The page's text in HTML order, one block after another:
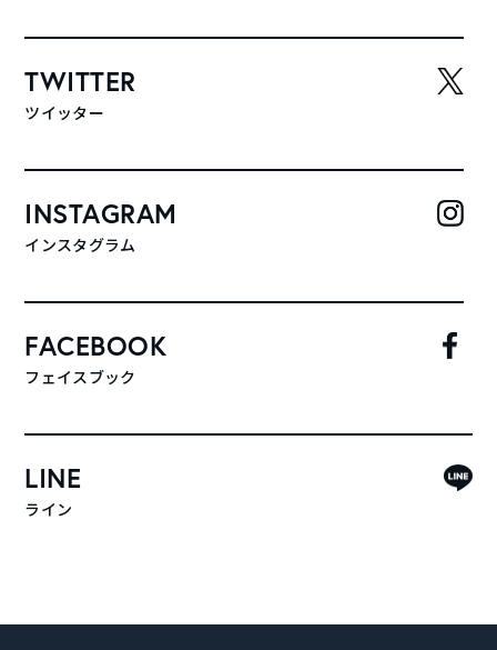
TWITTER
ツイッター
INSTAGRAM
インスタグラム
FACEBOOK
フェイスブック
LINE
ライン